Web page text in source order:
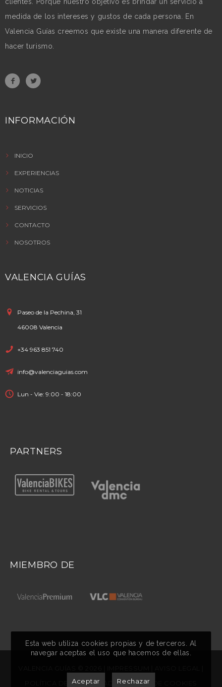
clientes. Porque nuestro objetivo es brindar un servicio a
medida de los intereses y gustos de cada persona. En
Valencia Guías creemos que existe una manera diferente de
hacer turismo.
INFORMACIÓN
INICIO
EXPERIENCIAS
NOTICIAS
SERVICIOS
CONTACTO
NOSOTROS
VALENCIA GUÍAS
Paseo de la Pechina, 31
46008 Valencia
+34 963 851 740
info@valenciaguias.com
Lun - Vie: 9:00 - 18:00
PARTNERS
MIEMBRO DE
POLÍTICA DE PRIVACIDAD
|POLÍTICA DE COOKIES
Esta web utiliza cookies propias y de terceros. Al
navegar aceptas el uso que hacemos de ellas.
Aceptar Rechazar